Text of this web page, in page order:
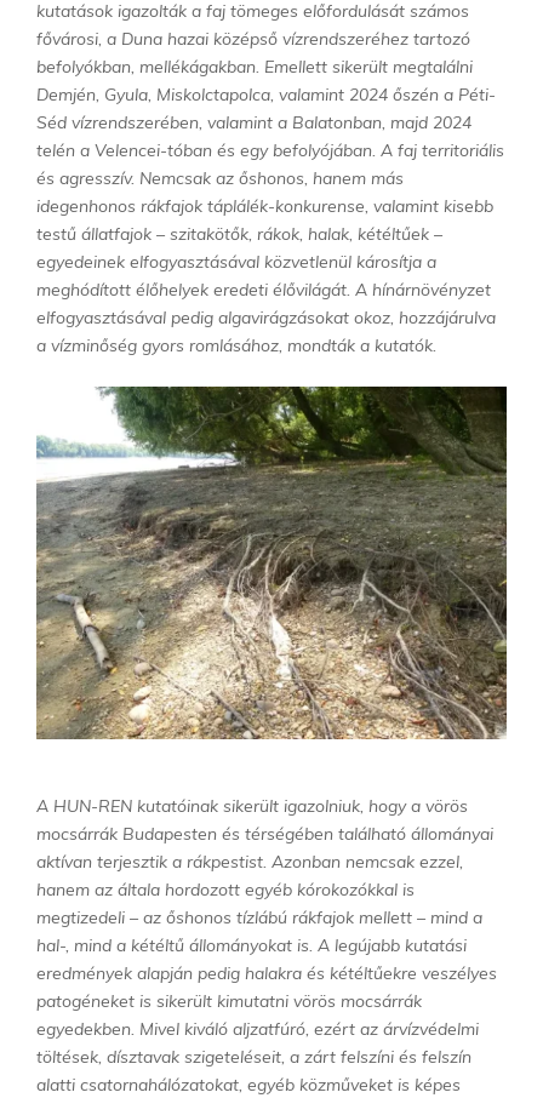
kutatások igazolták a faj tömeges előfordulását számos
fővárosi, a Duna hazai középső vízrendszeréhez tartozó
befolyókban, mellékágakban. Emellett sikerült megtalálni
Demjén, Gyula, Miskolctapolca, valamint 2024 őszén a Péti-
Séd vízrendszerében, valamint a Balatonban, majd 2024
telén a Velencei-tóban és egy befolyójában. A faj territoriális
és agresszív. Nemcsak az őshonos, hanem más
idegenhonos rákfajok táplálék-konkurense, valamint kisebb
testű állatfajok – szitakötők, rákok, halak, kétéltűek –
egyedeinek elfogyasztásával közvetlenül károsítja a
meghódított élőhelyek eredeti élővilágát. A hínárnövényzet
elfogyasztásával pedig algavirágzásokat okoz, hozzájárulva
a vízminőség gyors romlásához, mondták a kutatók.
A HUN-REN kutatóinak sikerült igazolniuk, hogy a vörös
mocsárrák Budapesten és térségében található állományai
aktívan terjesztik a rákpestist. Azonban nemcsak ezzel,
hanem az általa hordozott egyéb kórokozókkal is
megtizedeli – az őshonos tízlábú rákfajok mellett – mind a
hal-, mind a kétéltű állományokat is. A legújabb kutatási
eredmények alapján pedig halakra és kétéltűekre veszélyes
patogéneket is sikerült kimutatni vörös mocsárrák
egyedekben. Mivel kiváló aljzatfúró, ezért az árvízvédelmi
töltések, dísztavak szigeteléseit, a zárt felszíni és felszín
alatti csatornahálózatokat, egyéb közműveket is képes